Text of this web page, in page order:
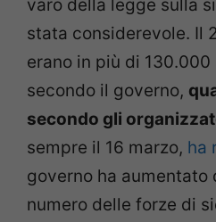
varo della legge sulla
stata considerevole. Il
erano in più di 130.000
secondo il governo,
secondo gli
sempre il 16 marzo, ha
governo ha aumentato
numero delle forze di